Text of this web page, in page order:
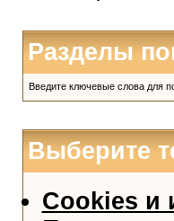
Разделы
Введите ключевые слова для
Выберите
Cookies и